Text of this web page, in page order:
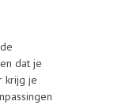
dat je
krijg je